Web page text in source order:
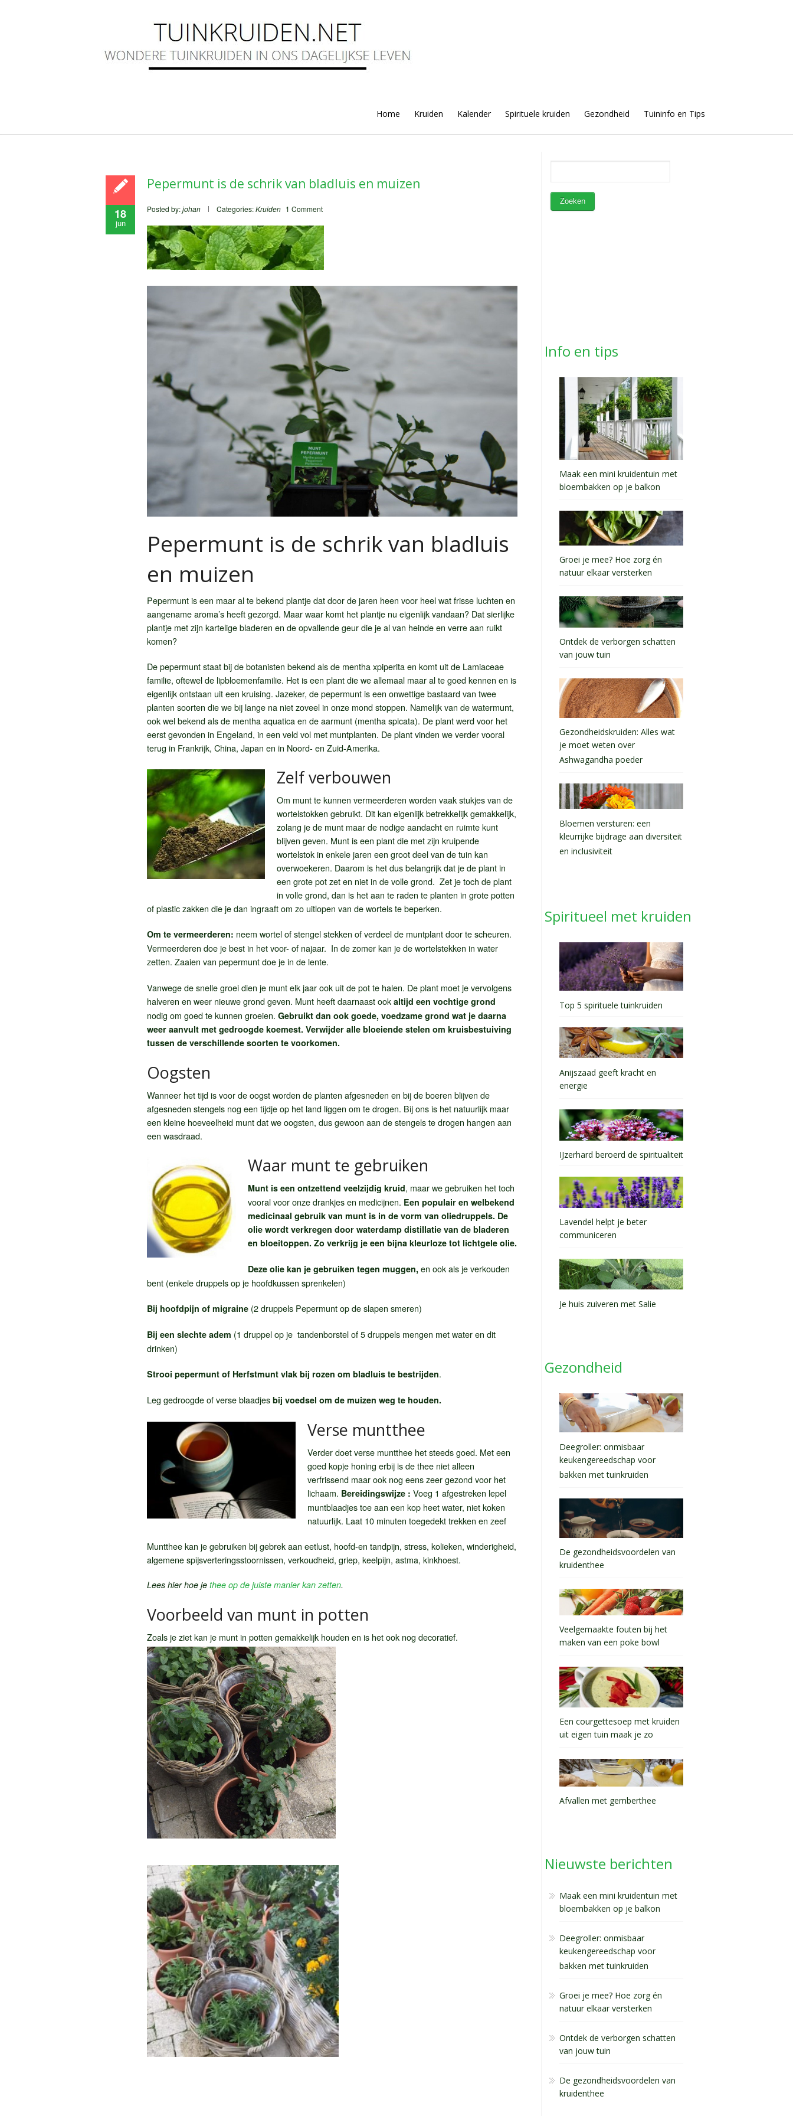
Home Kruiden Kalender Spirituele kruiden Gezondheid Tuininfo en Tips
18
jun
Pepermunt is de schrik van bladluis en muizen
Posted by:johan Categories:Kruiden 1 Comment
Pepermunt is de schrik van bladluis
en muizen
Pepermunt is een maar al te bekend plantje dat door de jaren heen voor heel wat frisse luchten en
aangename aroma’s heeft gezorgd. Maar waar komt het plantje nu eigenlijk vandaan? Dat sierlijke
plantje met zijn kartelige bladeren en de opvallende geur die je al van heinde en verre aan ruikt
komen?
De pepermunt staat bij de botanisten bekend als de mentha xpiperita en komt uit de Lamiaceae
familie, oftewel de lipbloemenfamilie. Het is een plant die we allemaal maar al te goed kennen en is
eigenlijk ontstaan uit een kruising. Jazeker, de pepermunt is een onwettige bastaard van twee
planten soorten die we bij lange na niet zoveel in onze mond stoppen. Namelijk van de watermunt,
ook wel bekend als de mentha aquatica en de aarmunt (mentha spicata). De plant werd voor het
eerst gevonden in Engeland, in een veld vol met muntplanten. De plant vinden we verder vooral
terug in Frankrijk, China, Japan en in Noord- en Zuid-Amerika.
Zelf verbouwen
Om munt te kunnen vermeerderen worden vaak stukjes van de
wortelstokken gebruikt. Dit kan eigenlijk betrekkelijk gemakkelijk,
zolang je de munt maar de nodige aandacht en ruimte kunt
blijven geven. Munt is een plant die met zijn kruipende
wortelstok in enkele jaren een groot deel van de tuin kan
overwoekeren. Daarom is het dus belangrijk dat je de plant in
een grote pot zet en niet in de volle grond. Zet je toch de plant
in volle grond, dan is het aan te raden te planten in grote potten
of plastic zakken die je dan ingraaft om zo uitlopen van de wortels te beperken.
Om te vermeerderen: neem wortel of stengel stekken of verdeel de muntplant door te scheuren.
Vermeerderen doe je best in het voor- of najaar. In de zomer kan je de wortelstekken in water
zetten. Zaaien van pepermunt doe je in de lente.
Vanwege de snelle groei dien je munt elk jaar ook uit de pot te halen. De plant moet je vervolgens
halveren en weer nieuwe grond geven. Munt heeft daarnaast ook altijd een vochtige grond
nodig om goed te kunnen groeien. Gebruikt dan ook goede, voedzame grond wat je daarna
weer aanvult met gedroogde koemest. Verwijder alle bloeiende stelen om kruisbestuiving
tussen de verschillende soorten te voorkomen.
Oogsten
Wanneer het tijd is voor de oogst worden de planten afgesneden en bij de boeren blijven de
afgesneden stengels nog een tijdje op het land liggen om te drogen. Bij ons is het natuurlijk maar
een kleine hoeveelheid munt dat we oogsten, dus gewoon aan de stengels te drogen hangen aan
een wasdraad.
Waar munt te gebruiken
Munt is een ontzettend veelzijdig kruid, maar we gebruiken het toch
vooral voor onze drankjes en medicijnen. Een populair en welbekend
medicinaal gebruik van munt is in de vorm van oliedruppels. De
olie wordt verkregen door waterdamp distillatie van de bladeren
en bloeitoppen. Zo verkrijg je een bijna kleurloze tot lichtgele olie.
Deze olie kan je gebruiken tegen muggen, en ook als je verkouden
bent (enkele druppels op je hoofdkussen sprenkelen)
Bij hoofdpijn of migraine (2 druppels Pepermunt op de slapen smeren)
Bij een slechte adem (1 druppel op je tandenborstel of 5 druppels mengen met water en dit
drinken)
Strooi pepermunt of Herfstmunt vlak bij rozen om bladluis te bestrijden.
Leg gedroogde of verse blaadjes bij voedsel om de muizen weg te houden.
Verse muntthee
Verder doet verse muntthee het steeds goed. Met een
goed kopje honing erbij is de thee niet alleen
verfrissend maar ook nog eens zeer gezond voor het
lichaam. Bereidingswijze : Voeg 1 afgestreken lepel
muntblaadjes toe aan een kop heet water, niet koken
natuurlijk. Laat 10 minuten toegedekt trekken en zeef
Muntthee kan je gebruiken bij gebrek aan eetlust, hoofd-en tandpijn, stress, kolieken, winderigheid,
algemene spijsverteringsstoornissen, verkoudheid, griep, keelpijn, astma, kinkhoest.
Lees hier hoe je thee op de juiste manier kan zetten.
Voorbeeld van munt in potten
Zoals je ziet kan je munt in potten gemakkelijk houden en is het ook nog decoratief.
Info en tips
Maak een mini kruidentuin met
bloembakken op je balkon
Groei je mee? Hoe zorg én
natuur elkaar versterken
Ontdek de verborgen schatten
van jouw tuin
Gezondheidskruiden: Alles wat
je moet weten over
Ashwagandha poeder
Bloemen versturen: een
kleurrijke bijdrage aan diversiteit
en inclusiviteit
Spiritueel met kruiden
Top 5 spirituele tuinkruiden
Anijszaad geeft kracht en
energie
IJzerhard beroerd de spiritualiteit
Lavendel helpt je beter
communiceren
Je huis zuiveren met Salie
Gezondheid
Deegroller: onmisbaar
keukengereedschap voor
bakken met tuinkruiden
De gezondheidsvoordelen van
kruidenthee
Veelgemaakte fouten bij het
maken van een poke bowl
Een courgettesoep met kruiden
uit eigen tuin maak je zo
Afvallen met gemberthee
Nieuwste berichten
Maak een mini kruidentuin met
bloembakken op je balkon
Deegroller: onmisbaar
keukengereedschap voor
bakken met tuinkruiden
Groei je mee? Hoe zorg én
natuur elkaar versterken
Ontdek de verborgen schatten
van jouw tuin
De gezondheidsvoordelen van
kruidenthee